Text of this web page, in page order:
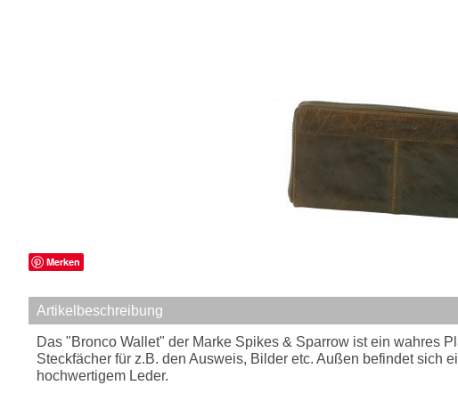
Merken
Artikelbeschreibung
Das "Bronco Wallet" der Marke Spikes & Sparrow ist ein wahres
Steckfächer für z.B. den Ausweis, Bilder etc. Außen befindet sich
hochwertigem Leder.